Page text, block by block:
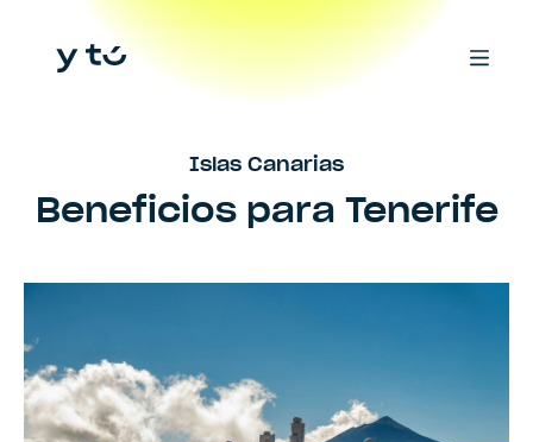
Islas Canarias
Beneficios para Tenerife